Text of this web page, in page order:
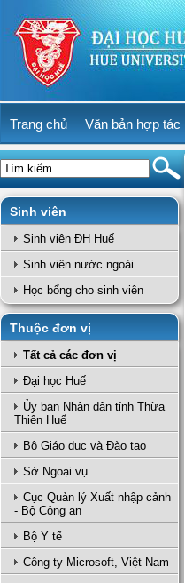
Trang chủ Văn bản hợp tác
Sinh viên
Sinh viên ĐH Huế
Sinh viên nước ngoài
Học bổng cho sinh viên
Thuộc đơn vị
Tất cả các đơn vị
Đại học Huế
Ủy ban Nhân dân tỉnh Thừa
Thiên Huế
Bộ Giáo dục và Đào tạo
Sở Ngoại vụ
Cục Quản lý Xuất nhập cảnh
- Bộ Công an
Bộ Y tế
Công ty Microsoft, Việt Nam